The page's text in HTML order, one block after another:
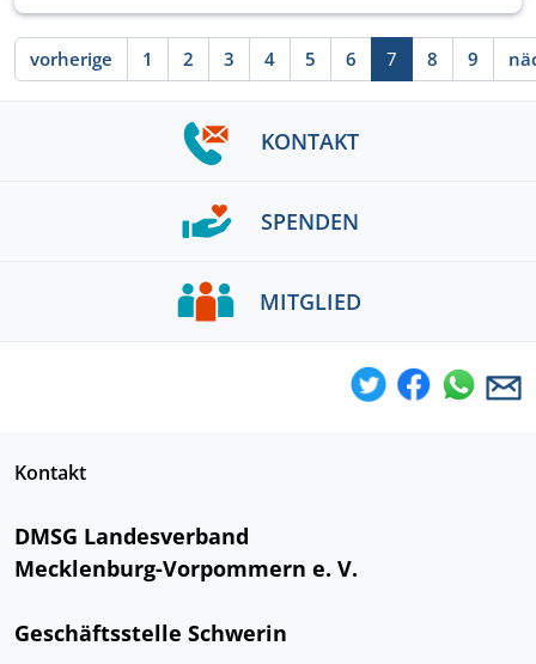
vorherige Seite
1 1. Seite
2 2. Seite
3 3. Seite
44. Seite
5 5. Seite
6 6. Seite
7 8 8. Seite
9 9.
KONTAKT
SPENDEN
MITGLIED
Kontakt
DMSG Landesverband
Mecklenburg-Vorpommern e. V.
Geschäftsstelle Schwerin